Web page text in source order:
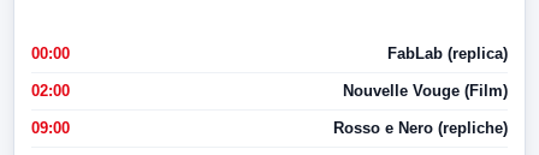
00:00 FabLab (replica)
02:00 Nouvelle Vouge (Film)
09:00 Rosso e Nero (repliche)